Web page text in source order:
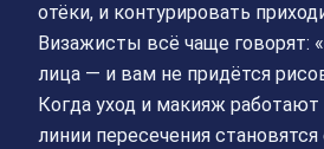
отёки, и контурировать
Визажисты всё чаще говорят:
лица — и вам не придётся
Когда уход и макияж работают
линии пересечения